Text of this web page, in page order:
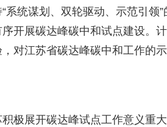
统谋划、双轮驱动、示范引领”
开展碳达峰碳中和试点建设。
对江苏省碳达峰碳中和工作的示
展开碳达峰试点工作意义重